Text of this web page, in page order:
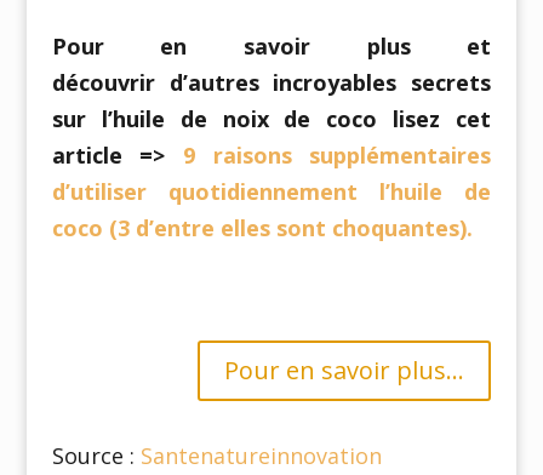
Pour en savoir plus et
découvrir d’autres incroyables secrets
sur l’huile de noix de coco lisez cet
article => 9 raisons supplémentaires
d’utiliser quotidiennement l’huile de
coco (3 d’entre elles sont choquantes).
Pour en savoir plus...
Source : Santenatureinnovation